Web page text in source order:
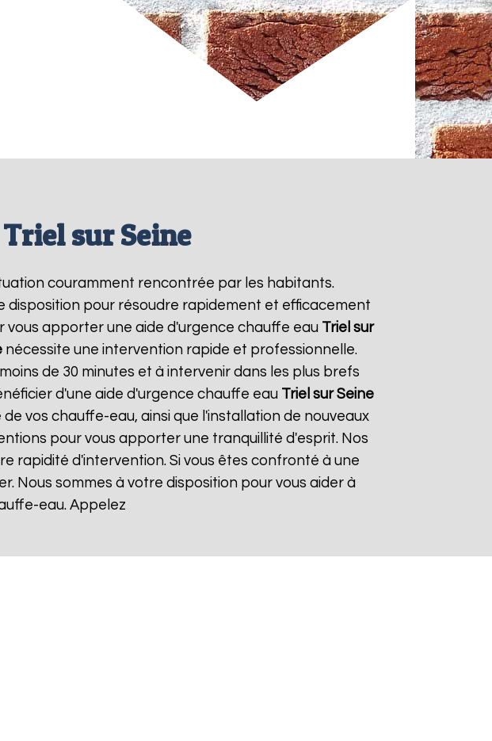
sur Seine
couramment rencontrée par les habitants.
pour résoudre rapidement et efficacement
vous apporter une aide d'urgence chauffe eau Triel sur
nécessite une intervention rapide et professionnelle.
de 30 minutes et à intervenir dans les plus brefs
d'une aide d'urgence chauffe eau Triel sur Seine
vos chauffe-eau, ainsi que l'installation de nouveaux
pour vous apporter une tranquillité d'esprit. Nos
rapidité d'intervention. Si vous êtes confronté à une
Nous sommes à votre disposition pour vous aider à
eau. Appelez